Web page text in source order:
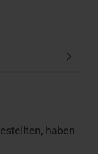
haben